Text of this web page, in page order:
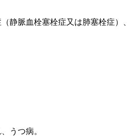
脈血栓塞栓症又は肺塞栓症）
うつ病。